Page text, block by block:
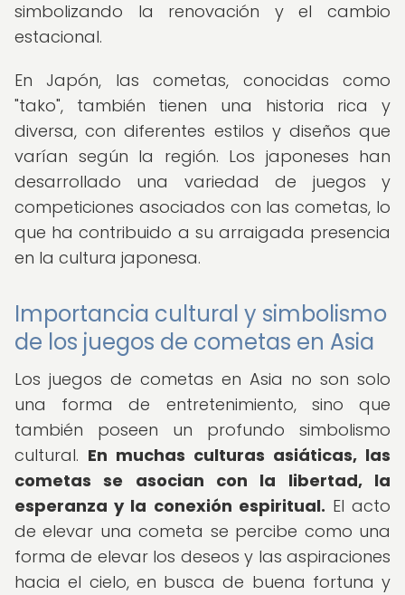
simbolizando la renovación y el cambio
estacional.
En Japón, las cometas, conocidas como
"tako", también tienen una historia rica y
diversa, con diferentes estilos y diseños que
varían según la región. Los japoneses han
desarrollado una variedad de juegos y
competiciones asociados con las cometas, lo
que ha contribuido a su arraigada presencia
en la cultura japonesa.
Importancia cultural y simbolismo
de los juegos de cometas en Asia
Los juegos de cometas en Asia no son solo
una forma de entretenimiento, sino que
también poseen un profundo simbolismo
cultural. En muchas culturas asiáticas, las
cometas se asocian con la libertad, la
esperanza y la conexión espiritual. El acto
de elevar una cometa se percibe como una
forma de elevar los deseos y las aspiraciones
hacia el cielo, en busca de buena fortuna y